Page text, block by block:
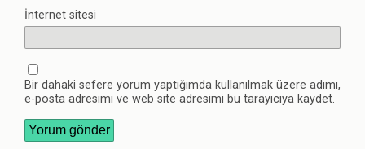
İnternet sitesi
Bir dahaki sefere yorum yaptığımda kullanılmak üzere adımı,
e-posta adresimi ve web site adresimi bu tarayıcıya kaydet.